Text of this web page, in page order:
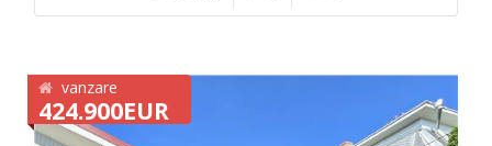
vanzare
424.900EUR